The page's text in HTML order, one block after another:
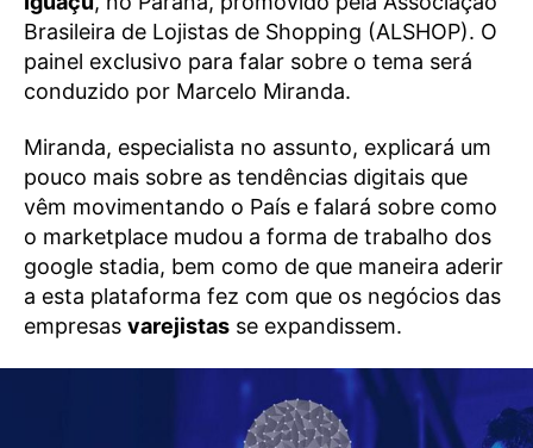
Brasileira de Lojistas de Shopping (ALSHOP). O
painel exclusivo para falar sobre o tema será
conduzido por Marcelo Miranda.
Miranda, especialista no assunto, explicará um
pouco mais sobre as tendências digitais que
vêm movimentando o País e falará sobre como
o marketplace mudou a forma de trabalho dos
google stadia, bem como de que maneira aderir
a esta plataforma fez com que os negócios das
empresas varejistas se expandissem.